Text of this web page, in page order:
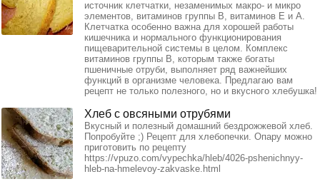
источник клетчатки, незаменимых макро- и микро
элементов, витаминов группы B, витаминов Е и А.
Клетчатка особенно важна для хорошей работы
кишечника и нормального функционирования
пищеварительной системы в целом. Комплекс
витаминов группы B, которым также богаты
пшеничные отруби, выполняет ряд важнейших
функций в организме человека. Предлагаю вам
рецепт не только полезного, но и вкусного хлебушка!
Хлеб с овсяными отрубями
Вкусный и полезный домашний бездрожжевой хлеб.
Попробуйте ;) Рецепт для хлебопечки. Опару можно
приготовить по рецепту
https://vpuzo.com/vypechka/hleb/4026-pshenichnyy-
hleb-na-hmelevoy-zakvaske.html